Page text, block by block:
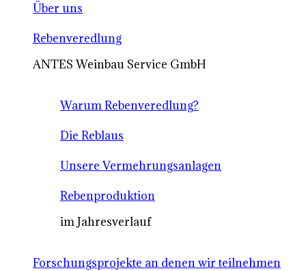
Über uns
Rebenveredlung
ANTES Weinbau Service GmbH
Warum Rebenveredlung?
Die Reblaus
Unsere Vermehrungsanlagen
Rebenproduktion
im Jahresverlauf
Forschungsprojekte an denen wir teilnehmen